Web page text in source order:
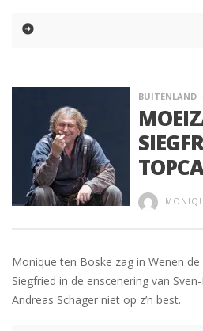
BUITENLAND
Monique ten Boske zag in Wenen
Siegfried in de enscenering van
Andreas Schager niet op z’n best.